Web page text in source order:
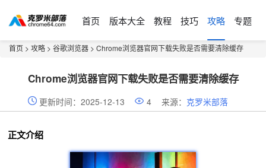
首页 版本大全 教程 技巧 攻略 专题
首页 > 攻略 > 谷歌浏览器 > Chrome浏览器官网下载失败是否需要清除缓存
Chrome浏览器官网下载失败是否需要清除缓存
更新时间：2025-12-13 4 来源： 克罗米部落
正文介绍